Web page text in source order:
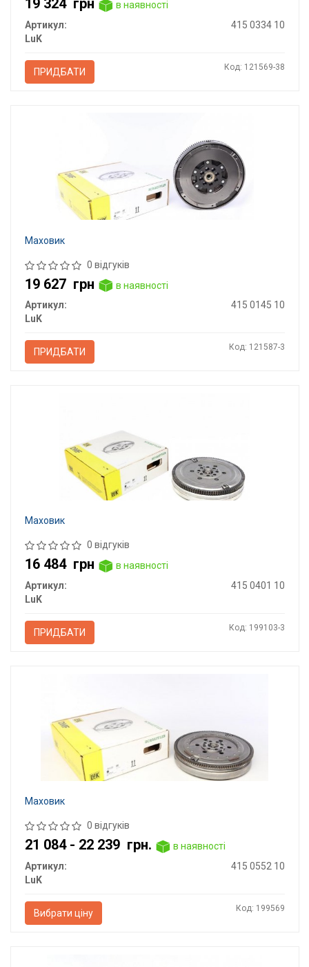
19 324 грн
в наявності
Артикул:
415 0334 10
LuK
ПРИДБАТИ Код: 121569-38
Маховик
0 відгуків
19 627 грн
в наявності
Артикул:
415 0145 10
LuK
ПРИДБАТИ Код: 121587-3
Маховик
0 відгуків
16 484 грн
в наявності
Артикул:
415 0401 10
LuK
ПРИДБАТИ Код: 199103-3
Маховик
0 відгуків
21 084 - 22 239 грн.
в наявності
Артикул:
415 0552 10
LuK
Вибрати ціну Код: 199569